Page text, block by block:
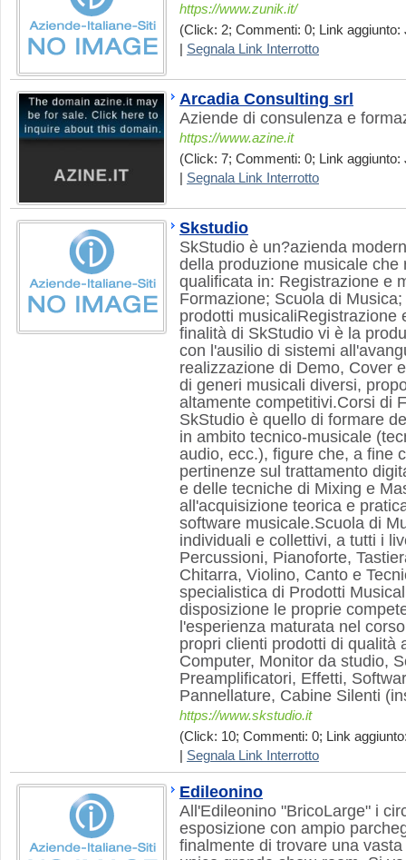
https://www.zunik.it/
(Click: 2; Commenti: 0; Link aggiunto:
Segnala Link Interrotto
Arcadia Consulting srl
Aziende di consulenza e
https://www.azine.it
(Click: 7; Commenti: 0; Link aggiunto:
Segnala Link Interrotto
Skstudio
SkStudio è un?azienda
della produzione musicale che
qualificata in: Registrazione e
Formazione; Scuola di
prodotti musicaliRegistrazione
finalità di SkStudio vi è la
con l'ausilio di sistemi
realizzazione di Demo, Cover
di generi musicali diversi,
altamente competitivi.Corsi di
SkStudio è quello di formare
in ambito tecnico-musicale
audio, ecc.), figure che, a fine
pertinenze sul trattamento
e delle tecniche di Mixing e
all'acquisizione teorica e
software musicale.Scuola di
individuali e collettivi, a tutti i
Percussioni, Pianoforte,
Chitarra, Violino, Canto e
specialistica di Prodotti
disposizione le proprie
l'esperienza maturata nel
propri clienti prodotti di qualità
Computer, Monitor da studio,
Preamplificatori, Effetti,
Pannellature, Cabine Silenti
https://www.skstudio.it
(Click: 10; Commenti: 0; Link
Segnala Link Interrotto
Edileonino
All'Edileonino "BricoLarge" i
esposizione con ampio
finalmente di trovare una